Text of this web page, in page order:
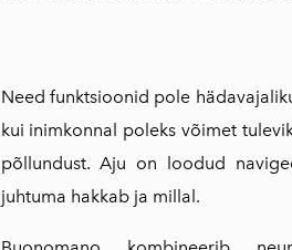
Need funktsioonid pole
kui inimkonnal poleks võimet
põllundust. Aju on loodud
juhtuma hakkab ja millal.